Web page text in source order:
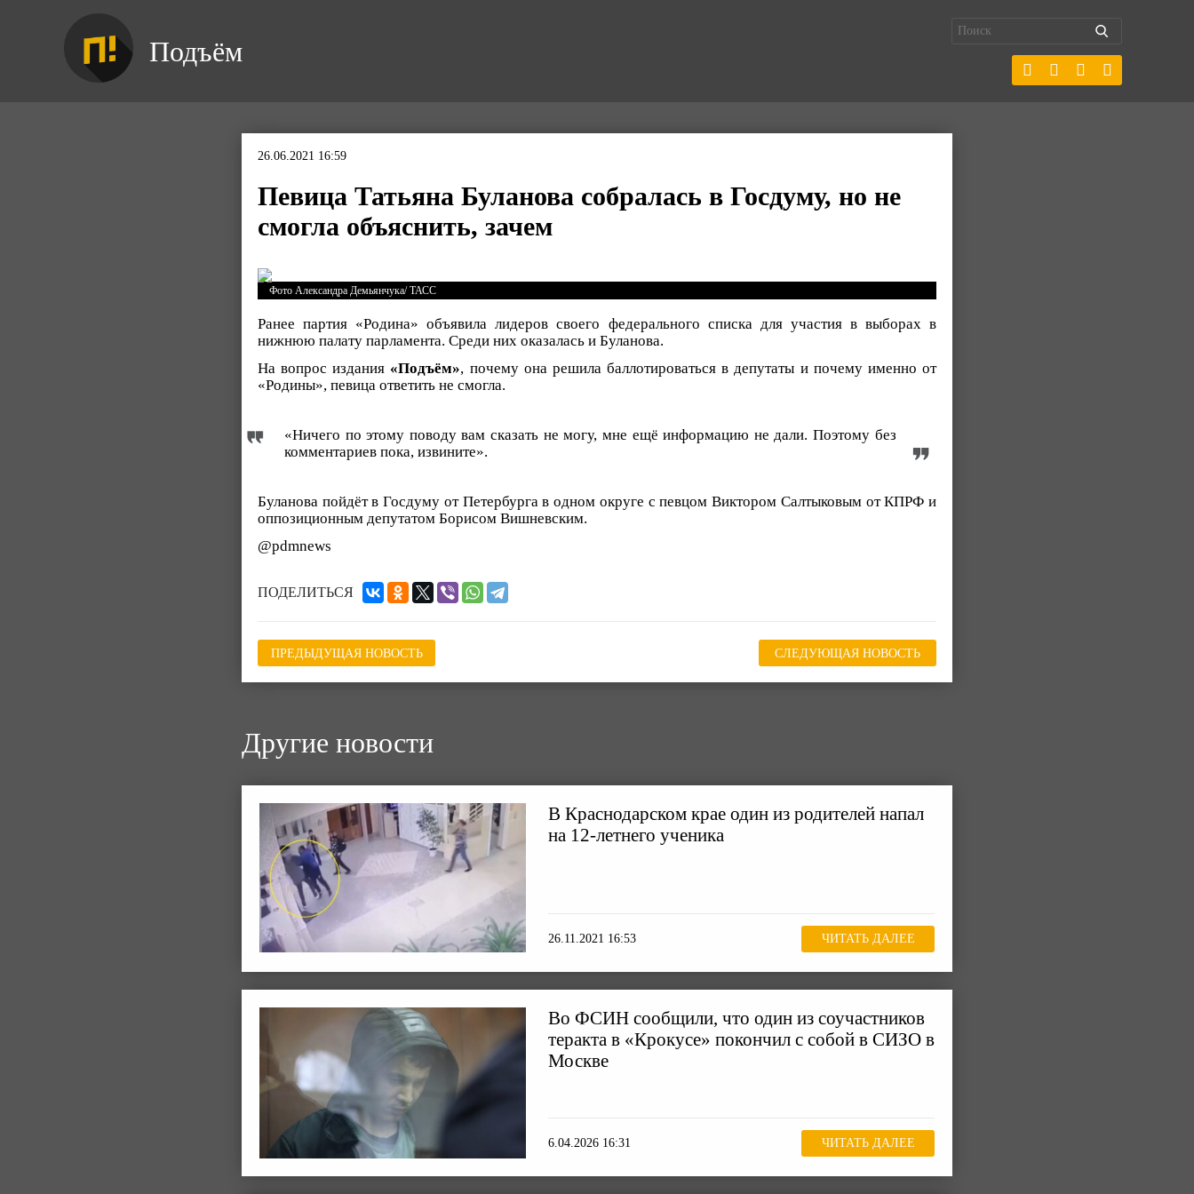
Подъём
26.06.2021 16:59
Певица Татьяна Буланова собралась в Госдуму, но не
смогла объяснить, зачем
Фото Александра Демьянчука/ ТАСС
Ранее партия «Родина» объявила лидеров своего федерального списка для участия в выборах в
нижнюю палату парламента. Среди них оказалась и Буланова.
На вопрос издания «Подъём», почему она решила баллотироваться в депутаты и почему именно от
«Родины», певица ответить не смогла.
«Ничего по этому поводу вам сказать не могу, мне ещё информацию не дали. Поэтому без
комментариев пока, извините».
Буланова пойдёт в Госдуму от Петербурга в одном округе с певцом Виктором Салтыковым от КПРФ и
оппозиционным депутатом Борисом Вишневским.
@pdmnews
ПОДЕЛИТЬСЯ
ПРЕДЫДУЩАЯ НОВОСТЬ СЛЕДУЮЩАЯ НОВОСТЬ
Другие новости
В Краснодарском крае один из родителей напал
на 12-летнего ученика
26.11.2021 16:53 ЧИТАТЬ ДАЛЕЕ
Во ФСИН сообщили, что один из соучастников
теракта в «Крокусе» покончил с собой в СИЗО в
Москве
6.04.2026 16:31 ЧИТАТЬ ДАЛЕЕ